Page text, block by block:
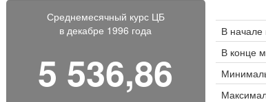
Среднемесячный курс ЦБ
в декабре 1996 года
5 536,86
В начале
В конце